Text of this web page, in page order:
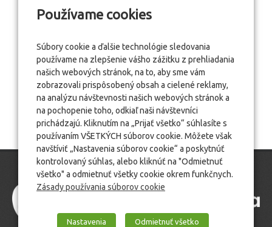
Používame cookies
Súbory cookie a ďalšie technológie sledovania
používame na zlepšenie vášho zážitku z prehliadania
našich webových stránok, na to, aby sme vám
zobrazovali prispôsobený obsah a cielené reklamy,
na analýzu návštevnosti našich webových stránok a
na pochopenie toho, odkiaľ naši návštevníci
prichádzajú. Kliknutím na „Prijať všetko“ súhlasíte s
používaním VŠETKÝCH súborov cookie. Môžete však
navštíviť „Nastavenia súborov cookie“ a poskytnúť
kontrolovaný súhlas, alebo kliknúť na "Odmietnuť
všetko" a odmietnuť všetky cookie okrem funkčnych.
Zásady používania súborov cookie
Nastavenia Odmietnuť všetko